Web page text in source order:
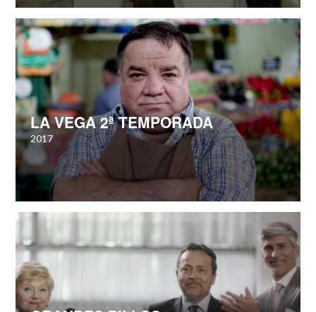
LA VEGA 2ª TEMPORADA
2017